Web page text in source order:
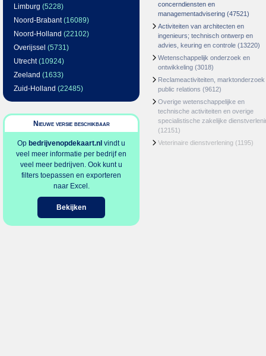
Limburg (5228)
Noord-Brabant(16089)
Noord-Holland (22102)
Overijssel (5731)
Utrecht(10924)
Zeeland (1633)
Zuid-Holland (22485)
Nieuwe versie beschikbaar
Op bedrijvenopdekaart.nl vindt u
veel meer informatie per bedrijf en
veel meer bedrijven. Ook kunt u
filters toepassen en exporteren
naar Excel.
Bekijken
concerndiensten en
managementadvisering (47521)
Activiteiten van architecten en
ingenieurs; technisch ontwerp en
advies, keuring en controle (13220)
Wetenschappelijk onderzoek en
ontwikkeling (3018)
Reclameactiviteiten, marktonderzoek
public relations (9612)
Overige wetenschappelijke en
technische activiteiten en overige
specialistische zakelijke
(12151)
Veterinaire dienstverlening (1195)